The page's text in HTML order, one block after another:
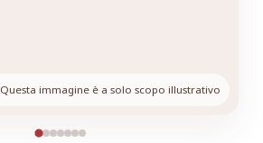
Questa immagine è a solo scopo illustrativo